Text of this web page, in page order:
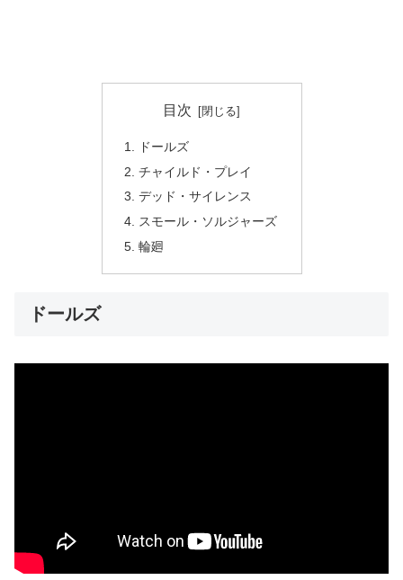
目次
ドールズ
チャイルド・プレイ
デッド・サイレンス
スモール・ソルジャーズ
輪廻
ドールズ